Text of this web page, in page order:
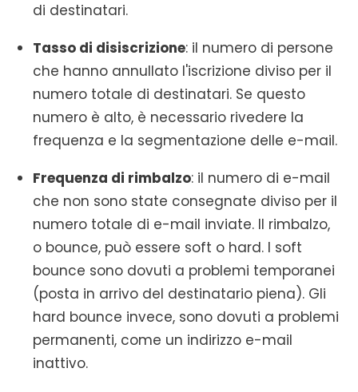
di destinatari.
Tasso di disiscrizione: il numero di persone
che hanno annullato l'iscrizione diviso per il
numero totale di destinatari. Se questo
numero è alto, è necessario rivedere la
frequenza e la segmentazione delle e-mail.
Frequenza di rimbalzo: il numero di e-mail
che non sono state consegnate diviso per il
numero totale di e-mail inviate. Il rimbalzo,
o bounce, può essere soft o hard. I soft
bounce sono dovuti a problemi temporanei
(posta in arrivo del destinatario piena). Gli
hard bounce invece, sono dovuti a problemi
permanenti, come un indirizzo e-mail
inattivo.